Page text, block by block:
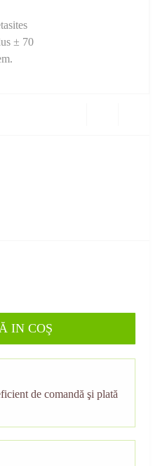
IN COŞ
de comandă şi plată